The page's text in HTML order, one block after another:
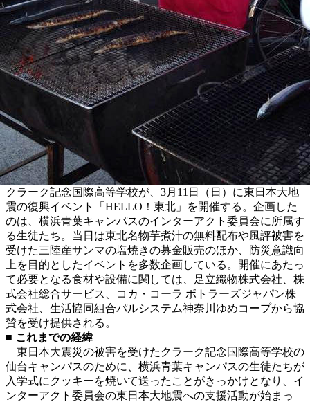
クラーク記念国際高等学校が、3月11日（日）に東日本大地
震の復興イベント「HELLO！東北」を開催する。企画した
のは、横浜青葉キャンパスのインターアクト委員会に所属す
る生徒たち。当日は東北名物芋煮汁の無料配布や風評被害を
受けた三陸産サンマの塩焼きの募金販売のほか、防災意識向
上を目的としたイベントを多数企画している。開催にあたっ
て必要となる食材や設備に関しては、足立織物株式会社、株
式会社総合サービス、コカ・コーラ ボトラーズジャパン株
式会社、生活協同組合パルシステム神奈川ゆめコープから協
賛を受け提供される。
■ これまでの経緯
東日本大震災の被害を受けたクラーク記念国際高等学校の
仙台キャンパスのために、横浜青葉キャンパスの生徒たちが
入学式にクッキーを焼いて送ったことがきっかけとなり、イ
ンターアクト委員会の東日本大地震への支援活動が始まっ